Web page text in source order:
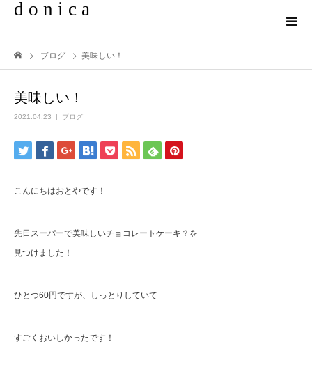
d o n i c a
ブログ 美味しい！
美味しい！
2021.04.23 ブログ
こんにちはおとやです！
先日スーパーで美味しいチョコレートケーキ？を
見つけました！
ひとつ60円ですが、しっとりしていて
すごくおいしかったです！